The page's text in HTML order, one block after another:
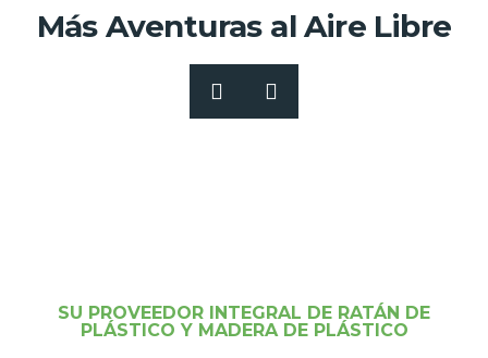
Más Aventuras al Aire Libre
SU PROVEEDOR INTEGRAL DE RATÁN DE
PLÁSTICO Y MADERA DE PLÁSTICO